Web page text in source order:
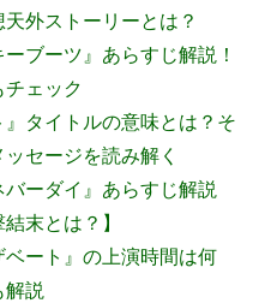
外ストーリーとは？
ブーツ』あらすじ解説！
チェック
』タイトルの意味とは？そ
セージを読み解く
ーダイ』あらすじ解説
末とは？】
ベート』の上演時間は何
解説